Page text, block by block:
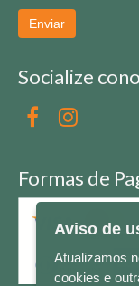
Enviar
Socialize
Formas de
Aviso de
Atualizamos
cookies e